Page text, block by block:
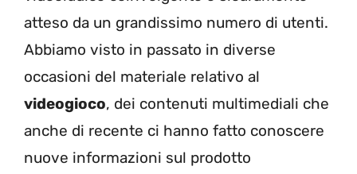
atteso da un grandissimo numero di utenti.
Abbiamo visto in passato in diverse
occasioni del materiale relativo al
videogioco, dei contenuti multimediali che
anche di recente ci hanno fatto conoscere
nuove informazioni sul prodotto